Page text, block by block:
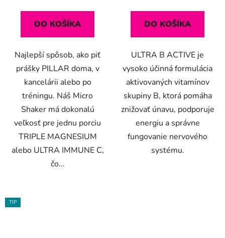
DO KOŠÍKA
Najlepší spôsob, ako piť
prášky PILLAR doma, v
kancelárii alebo po
tréningu. Náš Micro
Shaker má dokonalú
veľkosť pre jednu porciu
TRIPLE MAGNESIUM
alebo ULTRA IMMUNE C,
čo...
DO KOŠÍKA
ULTRA B ACTIVE je
vysoko účinná formulácia
aktivovaných vitamínov
skupiny B, ktorá pomáha
znižovať únavu, podporuje
energiu a správne
fungovanie nervového
systému.
TIP